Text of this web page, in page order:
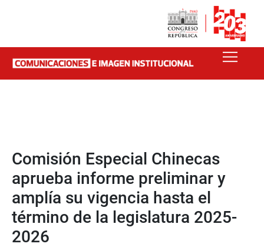
Comisión Especial Chinecas
aprueba informe preliminar y
amplía su vigencia hasta el
término de la legislatura 2025-
2026